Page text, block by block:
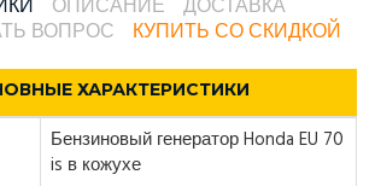
ОПИСАНИЕ
ДОСТАВКА
ВОПРОС КУПИТЬ СО СКИДКОЙ
ХАРАКТЕРИСТИКИ
Бензиновый генератор Honda EU 70
is в кожухе